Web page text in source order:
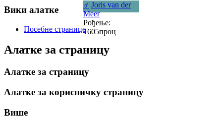
♂ Joris van der
Meer
Рођење:
1605проц
Вики алатке
Посебне странице
Алатке за страницу
Алатке за страницу
Алатке за корисничку страницу
Више